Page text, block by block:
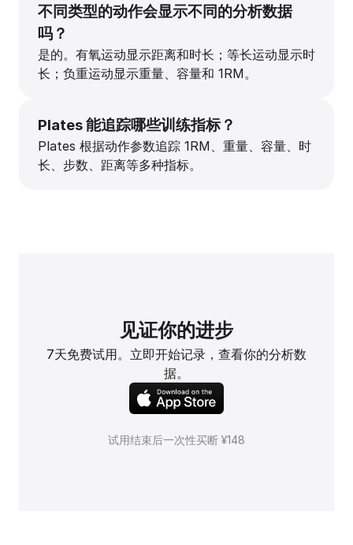
不同类型的动作会显示不同的分析数据
吗？
是的。有氧运动显示距离和时长；等长运动显示时
长；负重运动显示重量、容量和 1RM。
Plates 能追踪哪些训练指标？
Plates 根据动作参数追踪 1RM、重量、容量、时
长、步数、距离等多种指标。
见证你的进步
7天免费试用。立即开始记录，查看你的分析数
据。
试用结束后一次性买断 ¥148